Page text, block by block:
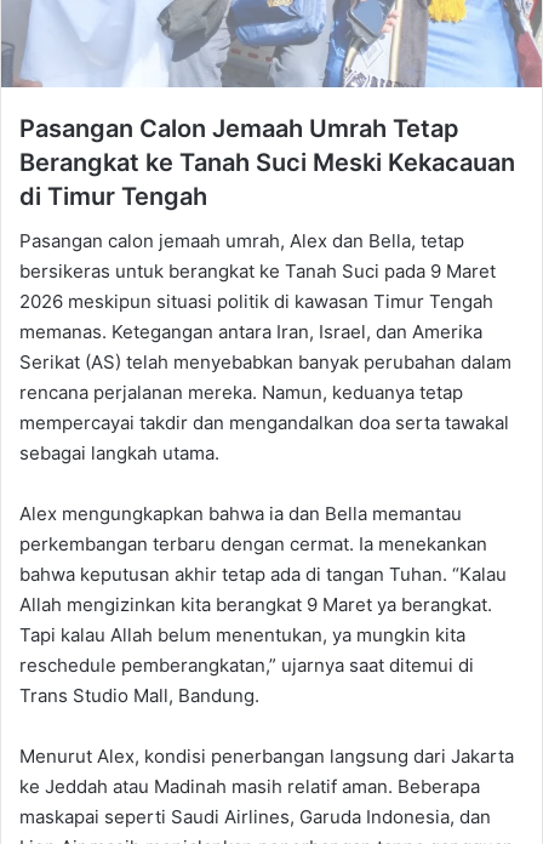
Pasangan Calon Jemaah Umrah Tetap
Berangkat ke Tanah Suci Meski Kekacauan
di Timur Tengah
Pasangan calon jemaah umrah, Alex dan Bella, tetap
bersikeras untuk berangkat ke Tanah Suci pada 9 Maret
2026 meskipun situasi politik di kawasan Timur Tengah
memanas. Ketegangan antara Iran, Israel, dan Amerika
Serikat (AS) telah menyebabkan banyak perubahan dalam
rencana perjalanan mereka. Namun, keduanya tetap
mempercayai takdir dan mengandalkan doa serta tawakal
sebagai langkah utama.
Alex mengungkapkan bahwa ia dan Bella memantau
perkembangan terbaru dengan cermat. Ia menekankan
bahwa keputusan akhir tetap ada di tangan Tuhan. “Kalau
Allah mengizinkan kita berangkat 9 Maret ya berangkat.
Tapi kalau Allah belum menentukan, ya mungkin kita
reschedule pemberangkatan,” ujarnya saat ditemui di
Trans Studio Mall, Bandung.
Menurut Alex, kondisi penerbangan langsung dari Jakarta
ke Jeddah atau Madinah masih relatif aman. Beberapa
maskapai seperti Saudi Airlines, Garuda Indonesia, dan